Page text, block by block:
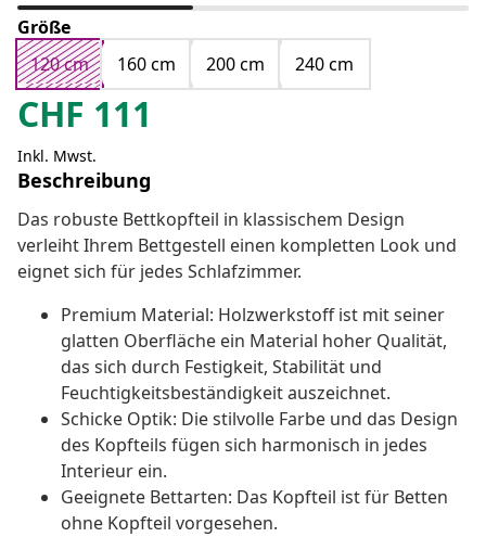
Größe
120 cm
160 cm 200 cm 240 cm
CHF 111
Inkl. Mwst.
Beschreibung
Das robuste Bettkopfteil in klassischem Design
verleiht Ihrem Bettgestell einen kompletten Look und
eignet sich für jedes Schlafzimmer.
Premium Material: Holzwerkstoff ist mit seiner
glatten Oberfläche ein Material hoher Qualität,
das sich durch Festigkeit, Stabilität und
Feuchtigkeitsbeständigkeit auszeichnet.
Schicke Optik: Die stilvolle Farbe und das Design
des Kopfteils fügen sich harmonisch in jedes
Interieur ein.
Geeignete Bettarten: Das Kopfteil ist für Betten
ohne Kopfteil vorgesehen.